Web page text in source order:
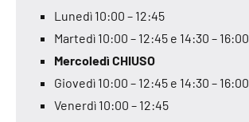
Lunedì 10:00 – 12:45
Martedì 10:00 – 12:45 e 14:30 – 16:00
Mercoledì CHIUSO
Giovedì 10:00 – 12:45 e 14:30 – 16:00
Venerdì 10:00 – 12:45